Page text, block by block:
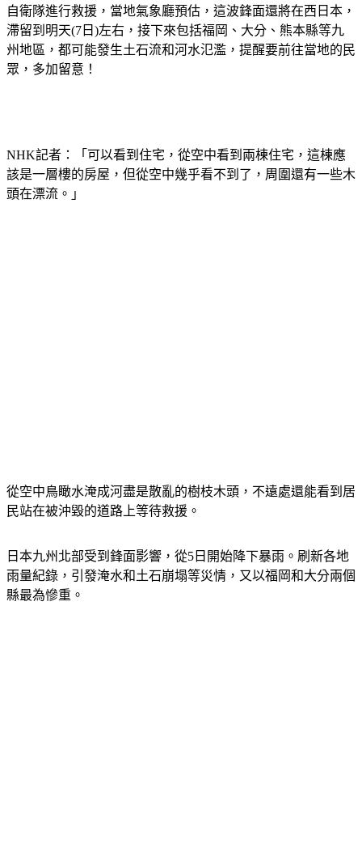
自衛隊進行救援，當地氣象廳預估，這波鋒面還將在西日本，
滯留到明天(7日)左右，接下來包括福岡、大分、熊本縣等九
州地區，都可能發生土石流和河水氾濫，提醒要前往當地的民
眾，多加留意！
NHK記者：「可以看到住宅，從空中看到兩棟住宅，這棟應
該是一層樓的房屋，但從空中幾乎看不到了，周圍還有一些木
頭在漂流。」
從空中鳥瞰水淹成河盡是散亂的樹枝木頭，不遠處還能看到居
民站在被沖毀的道路上等待救援。
日本九州北部受到鋒面影響，從5日開始降下暴雨。刷新各地
雨量紀錄，引發淹水和土石崩塌等災情，又以福岡和大分兩個
縣最為慘重。